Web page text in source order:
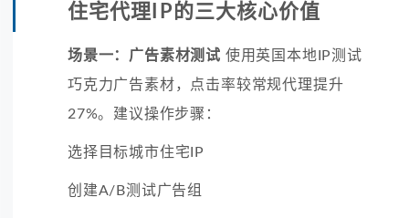
住宅代理IP的三大核心价值
场景一：广告素材测试 使用英国本地IP测试
巧克力广告素材，点击率较常规代理提升
27%。建议操作步骤：
选择目标城市住宅IP
创建A/B测试广告组